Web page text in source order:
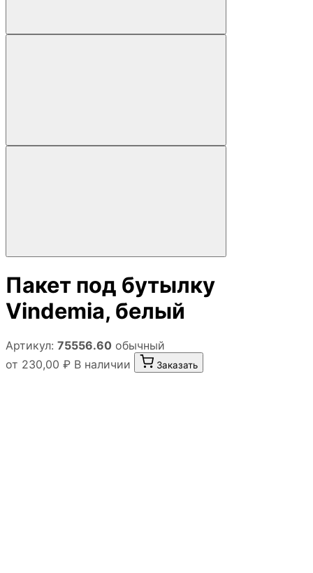
Пакет под бутылку
Vindemia, белый
Артикул: 75556.60 обычный
от 230,00 ₽ В наличии Заказать